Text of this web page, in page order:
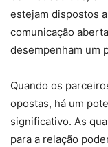
estejam dispostos
comunicação
desempenham um
Quando os
opostas, há um
significativo. As
para a relação